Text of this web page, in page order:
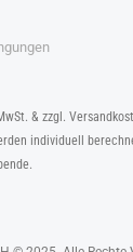
& zzgl.
individuell